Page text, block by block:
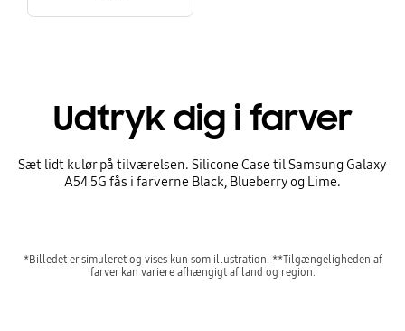
Udtryk dig i farver
Sæt lidt kulør på tilværelsen. Silicone Case til Samsung Galaxy
A54 5G fås i farverne Black, Blueberry og Lime.
*Billedet er simuleret og vises kun som illustration. **Tilgængeligheden af
farver kan variere afhængigt af land og region.